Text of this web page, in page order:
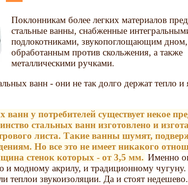
Поклонникам более легких материалов
стальные ванны, снабженные
подлокотниками, звукопоглощающим дном,
обработанным против скольжения, а также
металлическими ручками.
ванн - они не так долго держат тепло и
у потребителей существует некое
стальных ванн изготовлено и
листа. Такие ванны шумят,
Но все это не имеет никакого
стенок которых - от 3,5 мм. Именно
и модному акрилу, и традиционному
теплои звукоизоляции. Да и стоят недешево.